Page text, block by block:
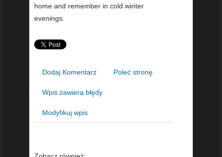
home and remember in cold winter
evenings.
Dodaj Komentarz Poleć stronę
Wpis zawiera błędy
Modyfikuj wpis